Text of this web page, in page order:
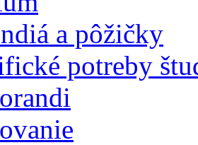
a pôžičky
potreby